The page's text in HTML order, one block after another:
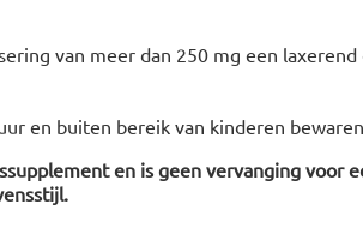
van meer dan 250 mg een
en buiten bereik van kinderen
en is geen vervanging voor